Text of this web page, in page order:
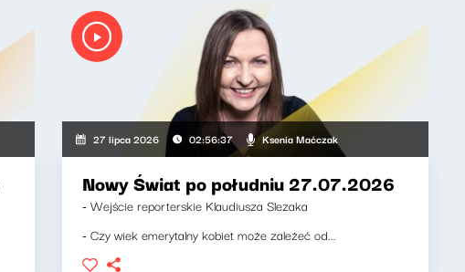
27 lipca 2026 02:56:37 Ksenia Maćczak
Nowy Świat po południu 27.07.2026
- Wejście reporterskie Klaudiusza Slezaka
- Czy wiek emerytalny kobiet może zależeć od...